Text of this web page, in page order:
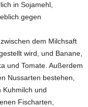
in Sojamehl,
gegen
dem Milchsaft
wird, und Banane,
und Tomate. Außerdem
Nussarten bestehen,
Kuhmilch und
Fischarten,